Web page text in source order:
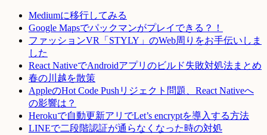
Mediumに移行してみる
Google Mapsでパックマンがプレイできる？！
ファッションVR「STYLY」のWeb周りをお手伝いしま
した
React NativeでAndroidアプリのビルド失敗対処法まとめ
春の川越を散策
AppleのHot Code Pushリジェクト問題、React Nativeへ
の影響は？
Herokuで自動更新アリでLet’s encryptを導入する方法
LINEで二段階認証が通らなくなった時の対処